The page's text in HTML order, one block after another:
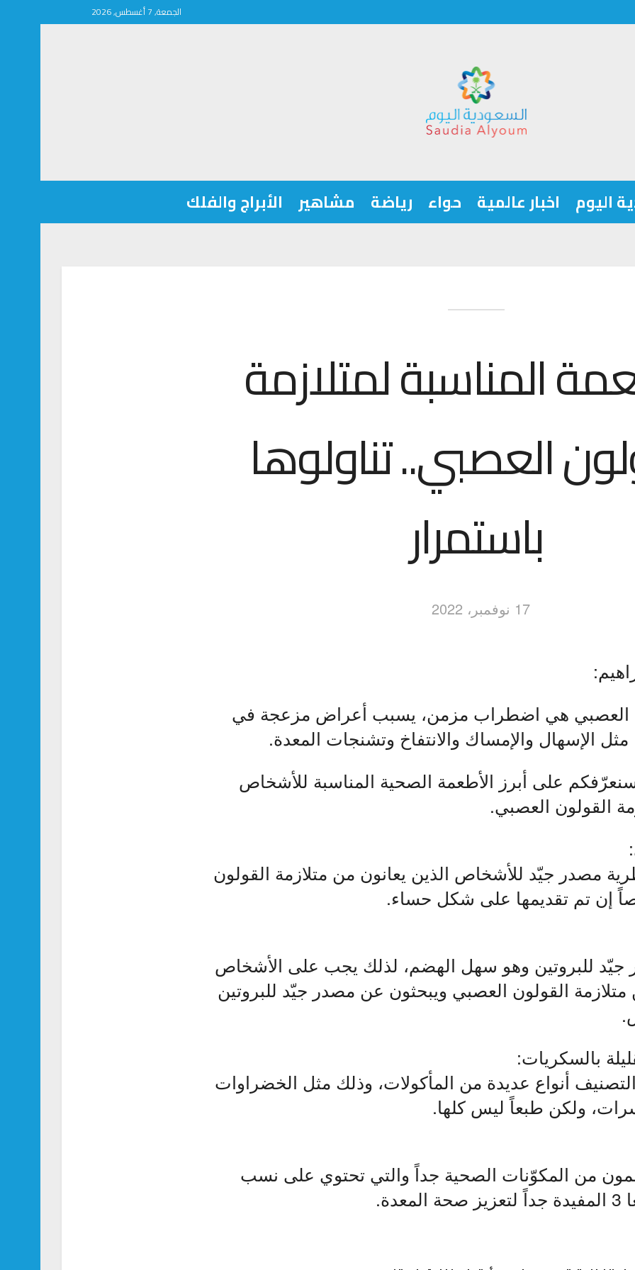
الجمعة, 7 أغسطس, 2026
اليوم اخبار عالمية حواء رياضة مشاهير الأبراج والفلك
المناسبة لمتلازمة
العصبي.. تناولوها
باستمرار
17 نوفمبر، 2022
العصبي هي اضطراب مزمن، يسبب أعراض مزعجة في
الإسهال والإمساك والانتفاخ وتشنجات المعدة.
على أبرز الأطعمة الصحية المناسبة للأشخاص
القولون العصبي.
مصدر جيّد للأشخاص الذين يعانون من متلازمة القولون
إن تم تقديمها على شكل حساء.
جيّد للبروتين وهو سهل الهضم، لذلك يجب على الأشخاص
متلازمة القولون العصبي ويبحثون عن مصدر جيّد للبروتين
أنواع عديدة من المأكولات، وذلك مثل الخضراوات
ولكن طبعاً ليس كلها.
من المكوّنات الصحية جداً والتي تحتوي على نسب